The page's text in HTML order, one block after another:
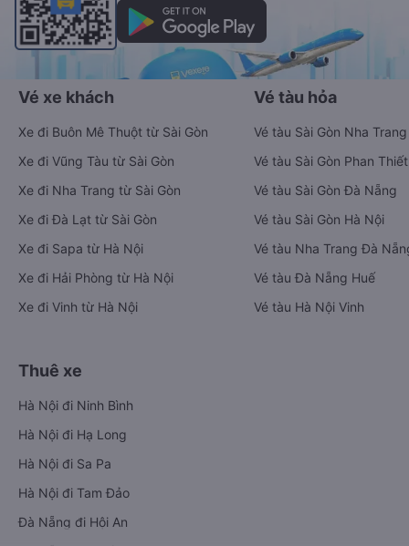
Vé xe khách
Xe đi Buôn Mê Thuột từ Sài Gòn
Xe đi Vũng Tàu từ Sài Gòn
Xe đi Nha Trang từ Sài Gòn
Xe đi Đà Lạt từ Sài Gòn
Xe đi Sapa từ Hà Nội
Xe đi Hải Phòng từ Hà Nội
Xe đi Vinh từ Hà Nội
Vé tàu hỏa
Vé tàu Sài Gòn Nha Trang
Vé tàu Sài Gòn Phan Thiết
Vé tàu Sài Gòn Đà Nẵng
Vé tàu Sài Gòn Hà Nội
Vé tàu Nha Trang Đà
Vé tàu Đà Nẵng Huế
Vé tàu Hà Nội Vinh
Thuê xe
Hà Nội đi Ninh Bình
Hà Nội đi Hạ Long
Hà Nội đi Sa Pa
Hà Nội đi Tam Đảo
Đà Nẵng đi Hội An